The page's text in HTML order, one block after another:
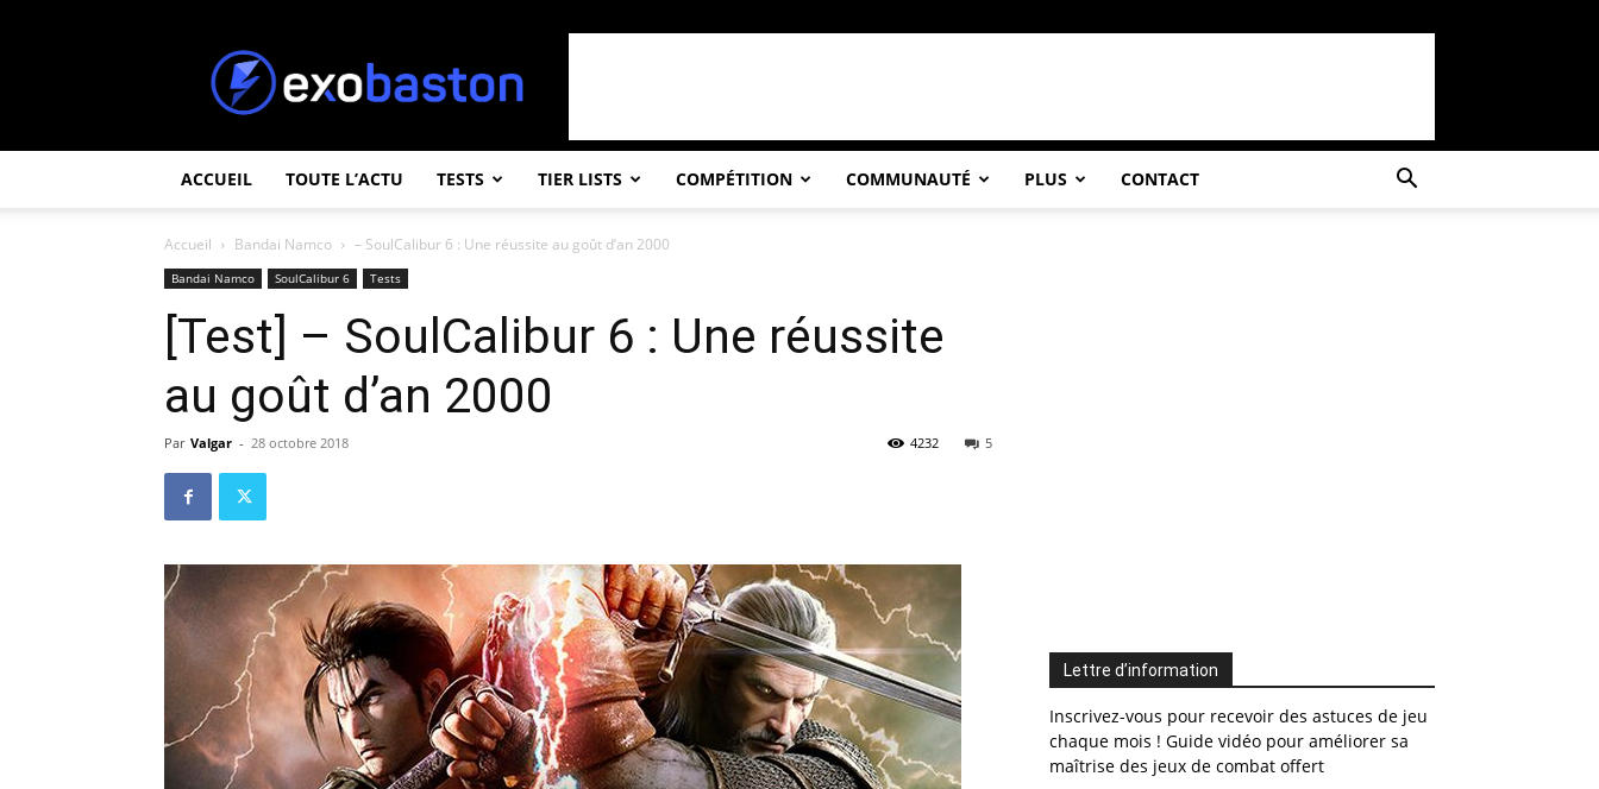
ACCUEIL TOUTE L’ACTU TESTS TIER LISTS COMPÉTITION COMMUNAUTÉ PLUS CONTACT
Accueil Bandai Namco – SoulCalibur 6 : Une réussite au goût d’an 2000
Bandai Namco SoulCalibur 6 Tests
[Test] – SoulCalibur 6 : Une réussite
au goût d’an 2000
Par Valgar - 28 octobre 2018 5
4232
Lettre d’information
Inscrivez-vous pour recevoir des astuces de jeu
chaque mois ! Guide vidéo pour améliorer sa
maîtrise des jeux de combat offert